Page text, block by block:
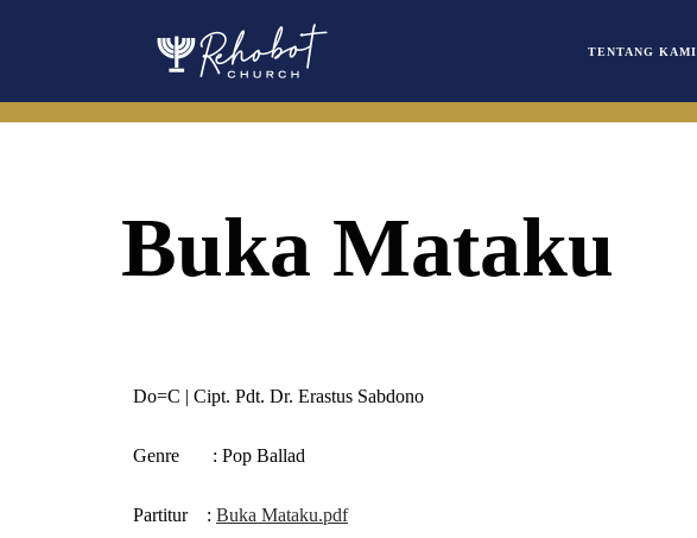
TENTANG KAMI
Buka Mataku
Do=C | Cipt. Pdt. Dr. Erastus Sabdono
Genre : Pop Ballad
Partitur : Buka Mataku.pdf